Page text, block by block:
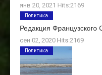
янв 20, 2021 Hits:2169
Редакция
сен 02, 2020 Hits:2169
Политика
Политика